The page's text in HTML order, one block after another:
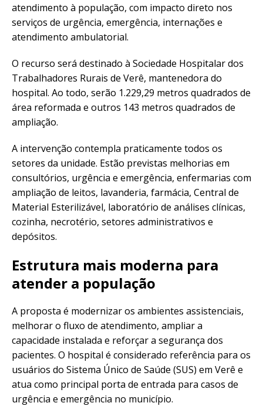
atendimento à população, com impacto direto nos
serviços de urgência, emergência, internações e
atendimento ambulatorial.
O recurso será destinado à Sociedade Hospitalar dos
Trabalhadores Rurais de Verê, mantenedora do
hospital. Ao todo, serão 1.229,29 metros quadrados de
área reformada e outros 143 metros quadrados de
ampliação.
A intervenção contempla praticamente todos os
setores da unidade. Estão previstas melhorias em
consultórios, urgência e emergência, enfermarias com
ampliação de leitos, lavanderia, farmácia, Central de
Material Esterilizável, laboratório de análises clínicas,
cozinha, necrotério, setores administrativos e
depósitos.
Estrutura mais moderna para
atender a população
A proposta é modernizar os ambientes assistenciais,
melhorar o fluxo de atendimento, ampliar a
capacidade instalada e reforçar a segurança dos
pacientes. O hospital é considerado referência para os
usuários do Sistema Único de Saúde (SUS) em Verê e
atua como principal porta de entrada para casos de
urgência e emergência no município.